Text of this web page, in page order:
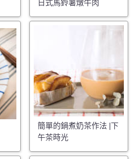
日式馬鈴薯燉牛肉
簡單的鍋煮奶茶作法 |下
午茶時光